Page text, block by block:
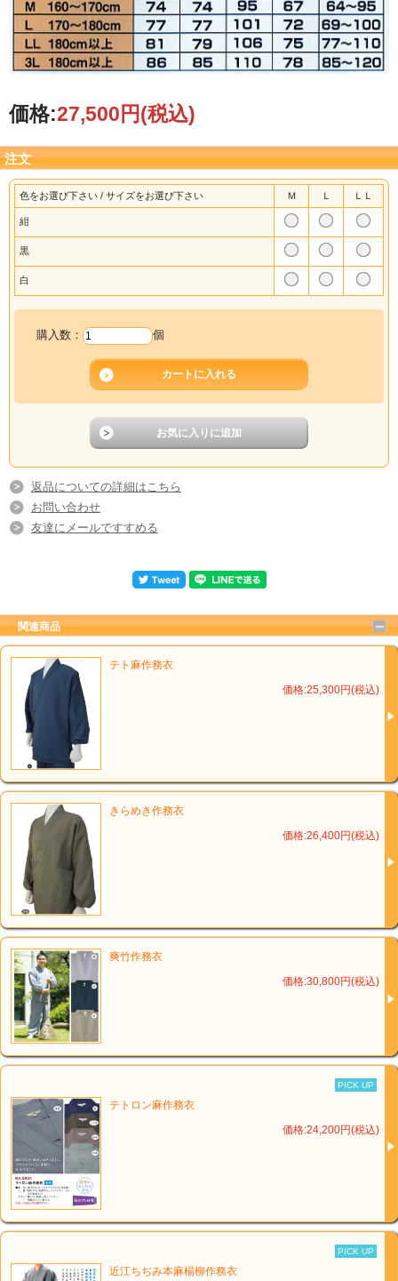
価格:27,500円(税込)
注文
色をお選び下さい / サイズをお選び下さい Ｍ Ｌ ＬＬ
紺
黒
白
購入数： 個
返品についての詳細はこちら
お問い合わせ
友達にメールですすめる
関連商品
テト麻作務衣
価格:25,300円(税込)
きらめき作務衣
価格:26,400円(税込)
爽竹作務衣
価格:30,800円(税込)
PICK UP
テトロン麻作務衣
価格:24,200円(税込)
PICK UP
近江ちぢみ本麻楊柳作務衣